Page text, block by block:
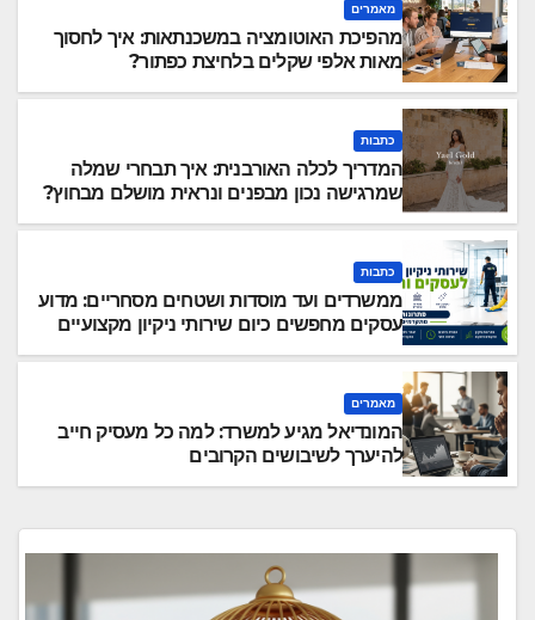
מאמרים
מהפיכת האוטומציה במשכנתאות: איך לחסוך
מאות אלפי שקלים בלחיצת כפתור?
כתבות
המדריך לכלה האורבנית: איך תבחרי שמלה
שמרגישה נכון מבפנים ונראית מושלם מבחוץ?
כתבות
ממשרדים ועד מוסדות ושטחים מסחריים: מדוע
עסקים מחפשים כיום שירותי ניקיון מקצועיים
מאמרים
המונדיאל מגיע למשרד: למה כל מעסיק חייב
להיערך לשיבושים הקרובים